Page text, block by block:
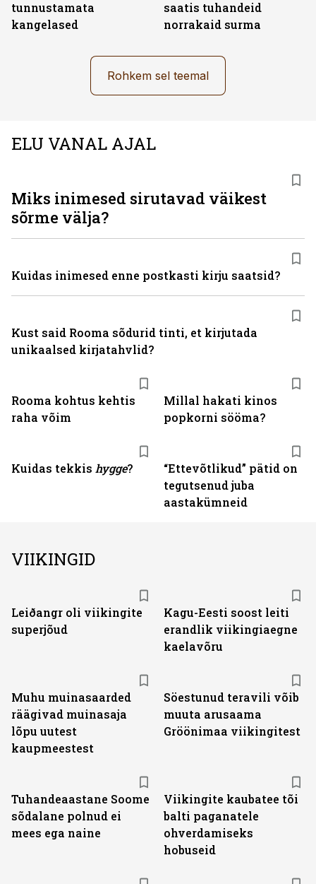
tunnustamata
kangelased
saatis tuhandeid
norrakaid surma
Rohkem sel teemal
ELU VANAL AJAL
Rooma kohtus kehtis
raha võim
Millal hakati kinos
popkorni sööma?
Kuidas tekkis hygge?
“Ettevõtlikud” pätid on
tegutsenud juba
aastakümneid
Miks inimesed sirutavad väikest
sõrme välja?
Kuidas inimesed enne postkasti kirju saatsid?
Kust said Rooma sõdurid tinti, et kirjutada
unikaalsed kirjatahvlid?
VIIKINGID
Leiðangr oli viikingite
superjõud
Kagu-Eesti soost leiti
erandlik viikingiaegne
kaelavõru
Muhu muinasaarded
räägivad muinasaja
lõpu uutest
kaupmeestest
Söestunud teravili võib
muuta arusaama
Gröönimaa viikingitest
Tuhandeaastane Soome
sõdalane polnud ei
mees ega naine
Viikingite kaubatee tõi
balti paganatele
ohverdamiseks
hobuseid